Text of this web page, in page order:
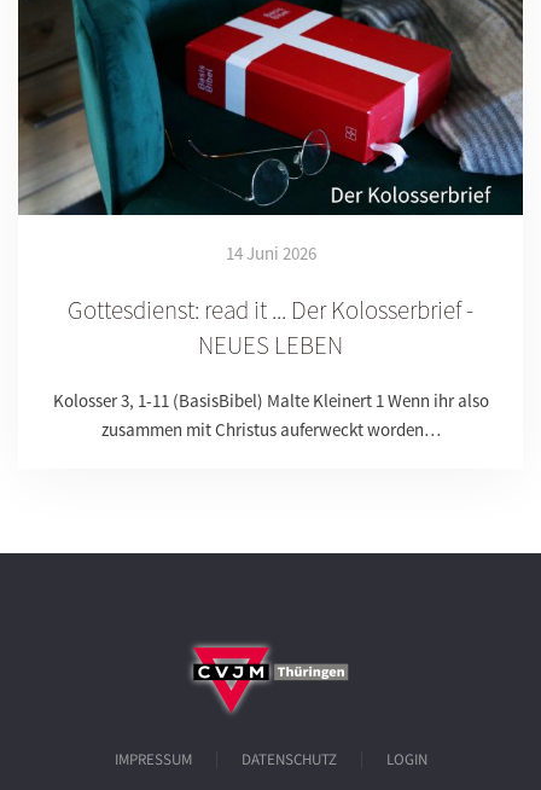
14 Juni 2026
Gottesdienst: read it ... Der Kolosserbrief -
NEUES LEBEN
Kolosser 3, 1-11 (BasisBibel) Malte Kleinert 1 Wenn ihr also
zusammen mit Christus auferweckt worden…
IMPRESSUM DATENSCHUTZ LOGIN